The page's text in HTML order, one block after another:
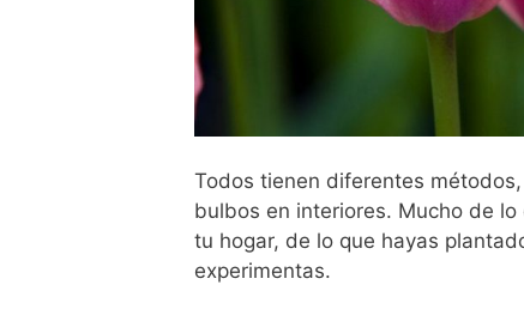
Todos tienen diferentes
bulbos en interiores. Mucho de
tu hogar, de lo que hayas
experimentas.